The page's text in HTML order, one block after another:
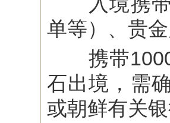
单等）、贵
携带1000
石出境，需
或朝鲜有关